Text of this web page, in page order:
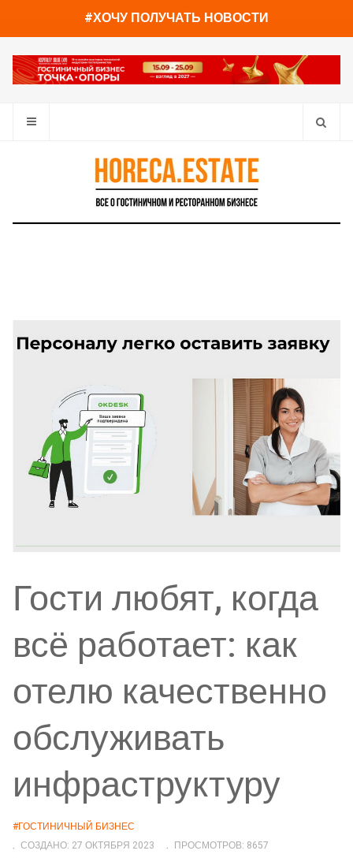
#ХОЧУ ПОЛУЧАТЬ НОВОСТИ
Гости любят, когда
всё работает: как
отелю качественно
обслуживать
инфраструктуру
#ГОСТИНИЧНЫЙ БИЗНЕС
СОЗДАНО: 27 ОКТЯБРЯ 2023
ПРОСМОТРОВ: 8657